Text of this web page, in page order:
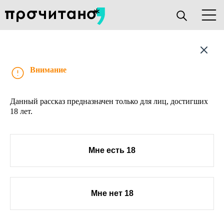
Внимание
Данный рассказ предназначен только для лиц, достигших
18 лет.
Мне есть 18
Мне нет 18